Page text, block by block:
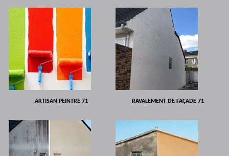
ARTISAN PEINTRE 71 RAVALEMENT DE FAÇADE 71